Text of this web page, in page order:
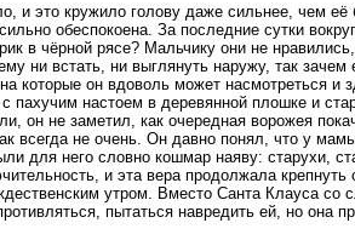
и это кружило голову даже сильнее, чем
обеспокоена. За последние сутки
в чёрной рясе? Мальчику они не
ни встать, ни выглянуть наружу, так
которые он вдоволь может насмотреться и
с пахучим настоем в деревянной плошке и
он не заметил, как очередная ворожея
всегда не очень. Он давно понял, что у
для него словно кошмар наяву: старухи,
и эта вера продолжала
утром. Вместо Санта Клауса со
пытаться навредить ей, но